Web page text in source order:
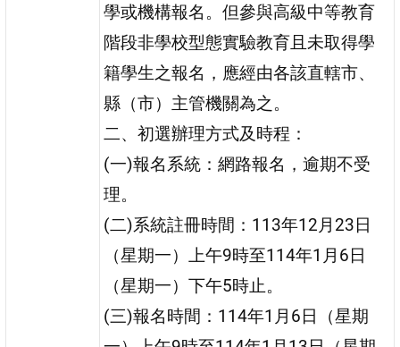
學或機構報名。但參與高級中等教育
階段非學校型態實驗教育且未取得學
籍學生之報名，應經由各該直轄市、
縣（市）主管機關為之。
二、初選辦理方式及時程：
(一)報名系統：網路報名，逾期不受
理。
(二)系統註冊時間：113年12月23日
（星期一）上午9時至114年1月6日
（星期一）下午5時止。
(三)報名時間：114年1月6日（星期